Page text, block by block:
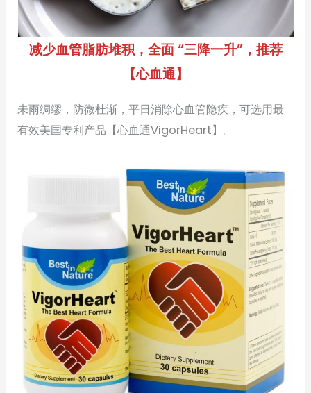
减少血管脂肪堆积，全面 “三降一升”，推荐
【心血通】
未雨绸缪，防微杜渐，平日消除心血管隐疾，可选用最
有效美国专利产品【心血通VigorHeart】。